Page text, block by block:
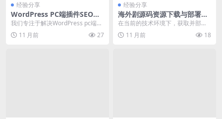
经验分享
WordPress PC端插件SEO优
化配置与常见错误排查
我们专注于解决WordPress pc端插
件在使用过程中遇到的seo优化配置
问题...11 月前 27
经验分享
海外剧源码资源下载与部署实
战教程
在当前的技术环境下，获取并部署
最新的海外剧源码资源已成为许多
开发者和技术爱好者的...
11 月前 18